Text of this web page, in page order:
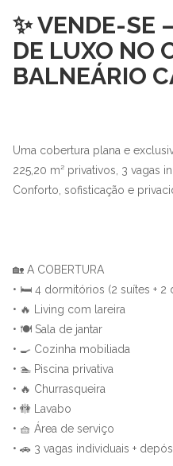
✨ VENDE-SE
DE LUXO NO
BALNEÁRIO
Uma cobertura plana e
225,20 m² privativos, 3 vagas
Conforto, sofisticação e
🏡 A COBERTURA
• 🛏 4 dormitórios (2 suítes + 2
• 🔥 Living com lareira
• 🍽 Sala de jantar
• 🍳 Cozinha mobiliada
• 🏊 Piscina privativa
• 🔥 Churrasqueira
• 🚻 Lavabo
• 🧺 Área de serviço
• 🚗 3 vagas individuais +